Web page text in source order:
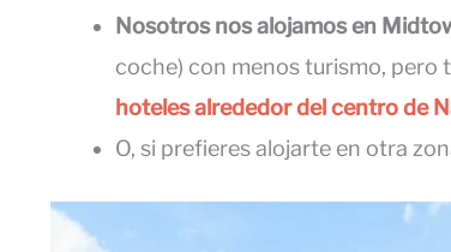
Nosotros nos alojamos en
coche) con menos turismo, pero
hoteles alrededor del centro de
O, si prefieres alojarte en otra